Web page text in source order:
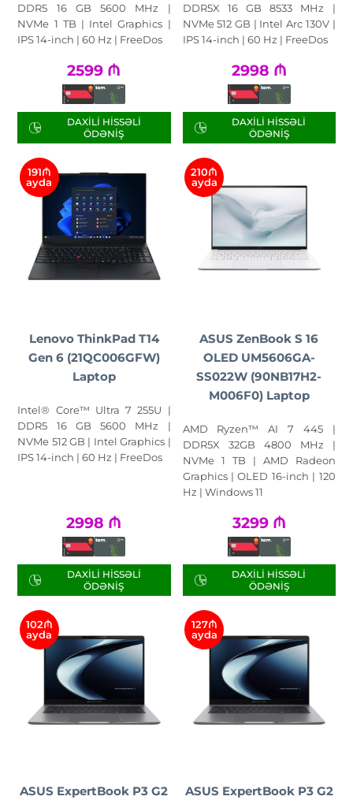
DDR5 16 GB 5600 MHz |
NVMe 1 TB | Intel Graphics |
IPS 14-inch | 60 Hz | FreeDos
2599 ₼
DAXILI HISSƏLI
ÖDƏNIŞ
DDR5X 16 GB 8533 MHz |
NVMe 512 GB | Intel Arc 130V |
IPS 14-inch | 60 Hz | FreeDos
2998 ₼
DAXILI HISSƏLI
ÖDƏNIŞ
191₼
ayda
Lenovo ThinkPad T14
Gen 6 (21QC006GFW)
Laptop
Intel® Core™ Ultra 7 255U |
DDR5 16 GB 5600 MHz |
NVMe 512 GB | Intel Graphics |
IPS 14-inch | 60 Hz | FreeDos
2998 ₼
DAXILI HISSƏLI
ÖDƏNIŞ
210₼
ayda
ASUS ZenBook S 16
OLED UM5606GA-
SS022W (90NB17H2-
M006F0) Laptop
AMD Ryzen™ AI 7 445 |
DDR5X 32GB 4800 MHz |
NVMe 1 TB | AMD Radeon
Graphics | OLED 16-inch | 120
Hz | Windows 11
3299 ₼
DAXILI HISSƏLI
ÖDƏNIŞ
102₼
ayda
ASUS ExpertBook P3 G2
127₼
ayda
ASUS ExpertBook P3 G2